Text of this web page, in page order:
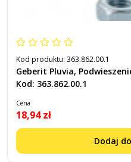
Kod produktu: 363.862.00.1
Geberit Pluvia,
Kod: 363.862.00.1
Cena
18,94 zł
Dodaj